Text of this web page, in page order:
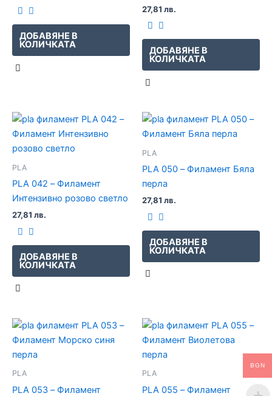
ДОБАВЯНЕ В
КОЛИЧКАТА
27,81 лв.
ДОБАВЯНЕ В
КОЛИЧКАТА
PLA
PLA 042 – Филамент
Интензивно розово светло
27,81 лв.
ДОБАВЯНЕ В
КОЛИЧКАТА
PLA
PLA 050 – Филамент Бяла
перла
27,81 лв.
ДОБАВЯНЕ В
КОЛИЧКАТА
PLA
PLA 053 – Филамент
PLA
PLA 055 – Филамент
BGN